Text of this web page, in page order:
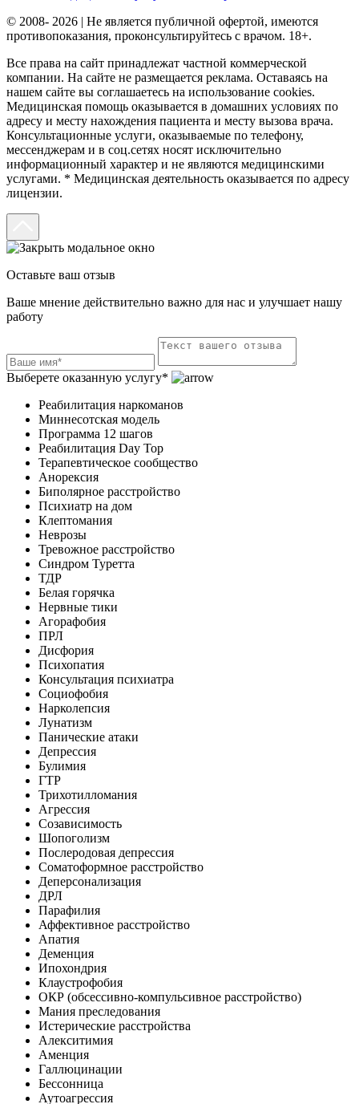
© 2008- 2026 | Не является публичной офертой, имеются
противопоказания, проконсультируйтесь с врачом. 18+.
Все права на сайт принадлежат частной коммерческой
компании. На сайте не размещается реклама. Оставаясь на
нашем сайте вы соглашаетесь на использование cookies.
Медицинская помощь оказывается в домашних условиях по
адресу и месту нахождения пациента и месту вызова врача.
Консультационные услуги, оказываемые по телефону,
мессенджерам и в соц.сетях носят исключительно
информационный характер и не являются медицинскими
услугами. * Медицинская деятельность оказывается по адресу
лицензии.
Оставьте ваш отзыв
Ваше мнение действительно важно для нас и улучшает нашу
работу
Выберете оказанную услугу*
Реабилитация наркоманов
Миннесотская модель
Программа 12 шагов
Реабилитация Day Top
Терапевтическое сообщество
Анорексия
Биполярное расстройство
Психиатр на дом
Клептомания
Неврозы
Тревожное расстройство
Синдром Туретта
ТДР
Белая горячка
Нервные тики
Агорафобия
ПРЛ
Дисфория
Психопатия
Консультация психиатра
Социофобия
Нарколепсия
Лунатизм
Панические атаки
Депрессия
Булимия
ГТР
Трихотилломания
Агрессия
Созависимость
Шопоголизм
Послеродовая депрессия
Соматоформное расстройство
Деперсонализация
ДРЛ
Парафилия
Аффективное расстройство
Апатия
Деменция
Ипохондрия
Клаустрофобия
ОКР (обсессивно-компульсивное расстройство)
Мания преследования
Истерические расстройства
Алекситимия
Аменция
Галлюцинации
Бессонница
Аутоагрессия